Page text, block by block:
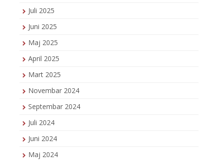
Juli 2025
Juni 2025
Maj 2025
April 2025
Mart 2025
Novembar 2024
Septembar 2024
Juli 2024
Juni 2024
Maj 2024